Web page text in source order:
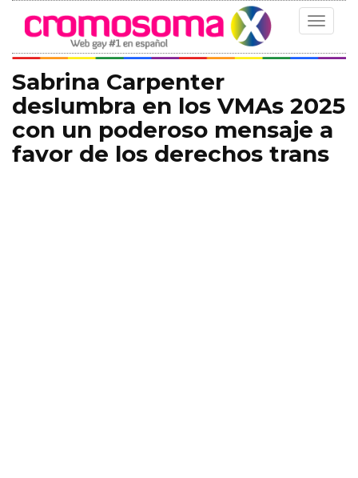
Toggle
Sabrina Carpenter
deslumbra en los VMAs 2025
con un poderoso mensaje a
favor de los derechos trans